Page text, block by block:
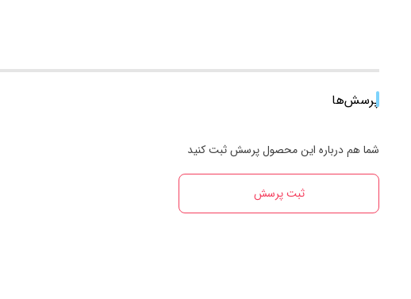
پرسش‌ها
شما هم درباره این محصول پرسش ثبت کنید
ثبت پرسش